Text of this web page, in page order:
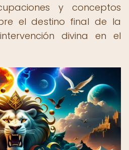
y conceptos
el destino final de la
divina en el